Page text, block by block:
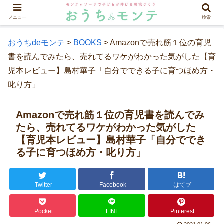
おうちdeモンテ > BOOKS >Amazonで売れ筋１位の育児
書を読んでみたら、売れてるワケがわかった気がした【育
児本レビュー】島村華子「自分でできる子に育つほめ方・
叱り方」
Amazonで売れ筋１位の育児書を読んでみ
たら、売れてるワケがわかった気がした
【育児本レビュー】島村華子「自分ででき
る子に育つほめ方・叱り方」
Twitter Facebook はてブ
Pocket LINE Pinterest
メニュー 検索